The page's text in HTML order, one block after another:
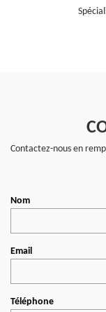
Contactez-nous en
Nom
Email
Téléphone